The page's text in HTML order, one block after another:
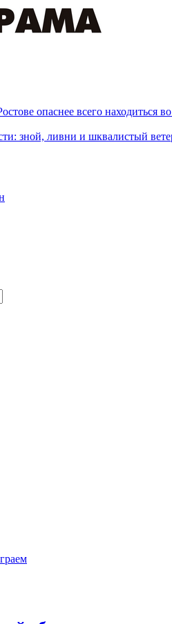
опаснее всего находиться
зной, ливни и шквалистый